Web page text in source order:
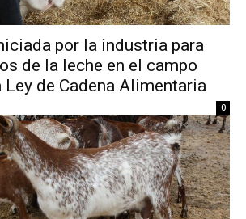
por la industria para
de la leche en el campo
de Cadena Alimentaria
0